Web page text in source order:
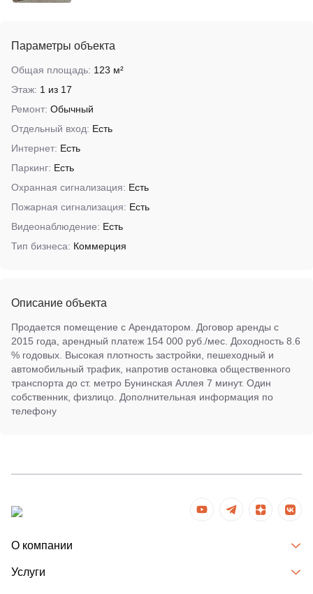
Параметры объекта
Общая площадь: 123 м²
Этаж: 1 из 17
Ремонт: Обычный
Отдельный вход: Есть
Интернет: Есть
Паркинг: Есть
Охранная сигнализация: Есть
Пожарная сигнализация: Есть
Видеонаблюдение: Есть
Тип бизнеса: Коммерция
Описание объекта
Продается помещение с Арендатором. Договор аренды с
2015 года, арендный платеж 154 000 руб./мес. Доходность 8.6
% годовых. Высокая плотность застройки, пешеходный и
автомобильный трафик, напротив остановка общественного
транспорта до ст. метро Бунинская Аллея 7 минут. Один
собственник, физлицо. Дополнительная информация по
телефону
О компании
Услуги